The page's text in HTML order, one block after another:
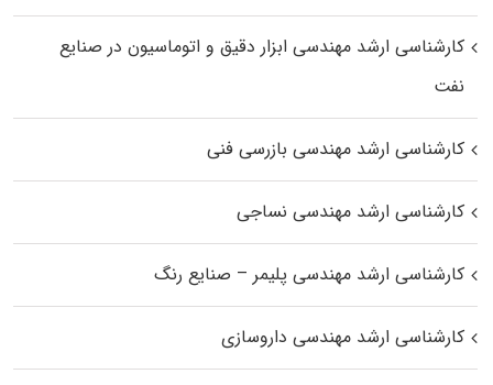
کارشناسی ارشد مهندسی ابزار دقیق و اتوماسیون در صنایع
نفت
کارشناسی ارشد مهندسی بازرسی فنی
کارشناسی ارشد مهندسی نساجی
کارشناسی ارشد مهندسی پلیمر – صنایع رنگ
کارشناسی ارشد مهندسی داروسازی